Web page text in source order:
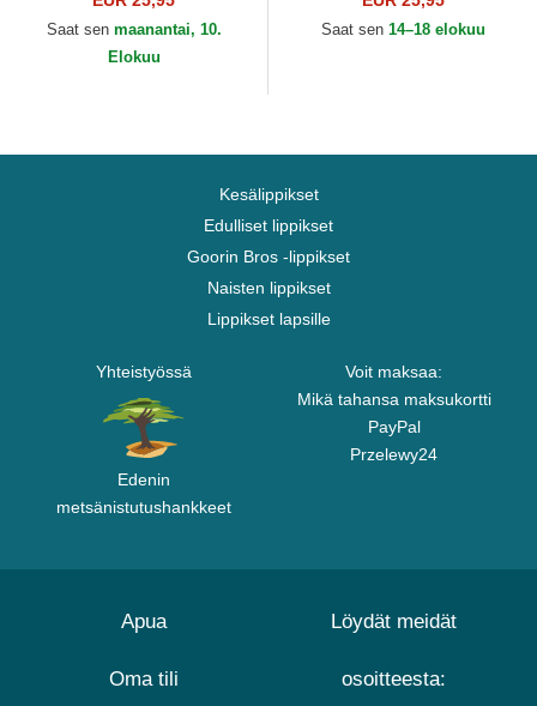
Yankees MLB New Era
Saat sen maanantai, 10.
Elokuu
Bulls NBA New Era
Saat sen 14–18 elokuu
Kesälippikset
Edulliset lippikset
Goorin Bros -lippikset
Naisten lippikset
Lippikset lapsille
Yhteistyössä
Edenin
metsänistutushankkeet
Voit maksaa:
Mikä tahansa maksukortti
PayPal
Przelewy24
Apua
Oma tili
Löydät meidät
osoitteesta: